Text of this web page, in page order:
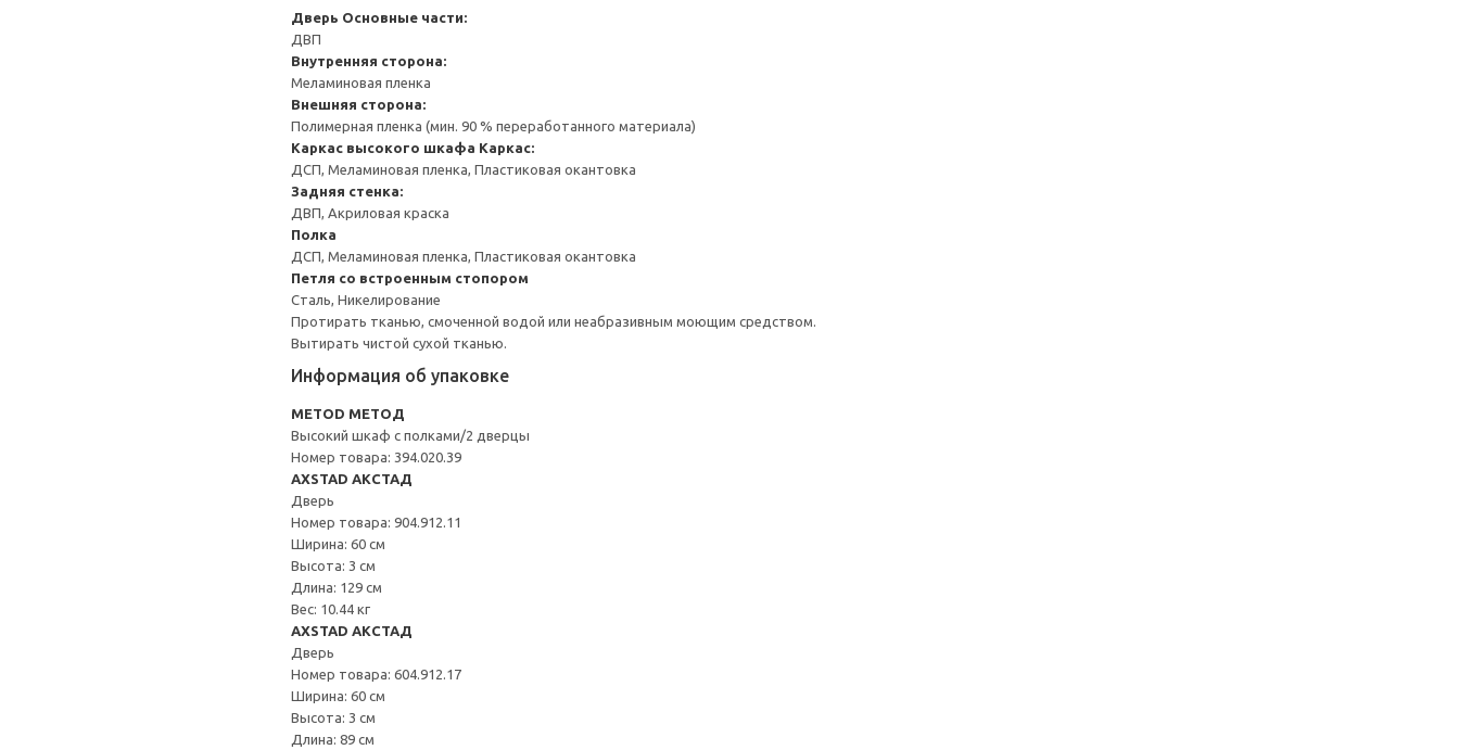
Дверь Основные части:
ДВП
Внутренняя сторона:
Меламиновая пленка
Внешняя сторона:
Полимерная пленка (мин. 90 % переработанного материала)
Каркас высокого шкафа Каркас:
ДСП, Меламиновая пленка, Пластиковая окантовка
Задняя стенка:
ДВП, Акриловая краска
Полка
ДСП, Меламиновая пленка, Пластиковая окантовка
Петля со встроенным стопором
Сталь, Никелирование
Протирать тканью, смоченной водой или неабразивным моющим средством.
Вытирать чистой сухой тканью.
Информация об упаковке
METOD МЕТОД
Высокий шкаф с полками/2 дверцы
Номер товара: 394.020.39
AXSTAD АКСТАД
Дверь
Номер товара: 904.912.11
Ширина: 60 см
Высота: 3 см
Длина: 129 см
Вес: 10.44 кг
AXSTAD АКСТАД
Дверь
Номер товара: 604.912.17
Ширина: 60 см
Высота: 3 см
Длина: 89 см